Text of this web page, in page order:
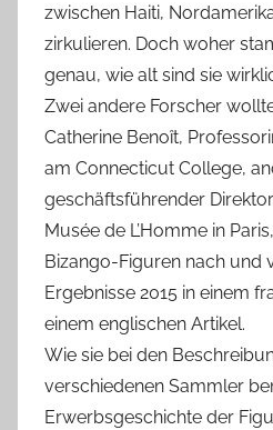
zwischen Haiti,
zirkulieren. Doch woher
genau, wie alt sind sie
Zwei andere Forscher
Catherine Benoȋt,
am Connecticut College,
geschäftsführender
Musée de L’Homme in
Bizango-Figuren nach und
Ergebnisse 2015 in einem
einem englischen Artikel.
Wie sie bei den
verschiedenen Sammler
Erwerbsgeschichte der